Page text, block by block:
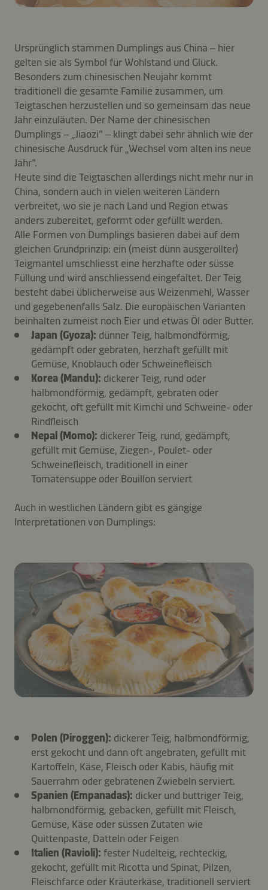
Ursprünglich stammen Dumplings aus China – hier
gelten sie als Symbol für Wohlstand und Glück.
Besonders zum chinesischen Neujahr kommt
traditionell die gesamte Familie zusammen, um
Teigtaschen herzustellen und so gemeinsam das neue
Jahr einzuläuten. Der Name der chinesischen
Dumplings – „Jiaozi“ – klingt dabei sehr ähnlich wie der
chinesische Ausdruck für „Wechsel vom alten ins neue
Jahr“.
Heute sind die Teigtaschen allerdings nicht mehr nur in
China, sondern auch in vielen weiteren Ländern
verbreitet, wo sie je nach Land und Region etwas
anders zubereitet, geformt oder gefüllt werden.
Alle Formen von Dumplings basieren dabei auf dem
gleichen Grundprinzip: ein (meist dünn ausgerollter)
Teigmantel umschliesst eine herzhafte oder süsse
Füllung und wird anschliessend eingefaltet. Der Teig
besteht dabei üblicherweise aus Weizenmehl, Wasser
und gegebenenfalls Salz. Die europäischen Varianten
beinhalten zumeist noch Eier und etwas Öl oder Butter.
Japan (Gyoza): dünner Teig, halbmondförmig,
gedämpft oder gebraten, herzhaft gefüllt mit
Gemüse, Knoblauch oder Schweinefleisch
Korea (Mandu): dickerer Teig, rund oder
halbmondförmig, gedämpft, gebraten oder
gekocht, oft gefüllt mit Kimchi und Schweine- oder
Rindfleisch
Nepal (Momo): dickerer Teig, rund, gedämpft,
gefüllt mit Gemüse, Ziegen-, Poulet- oder
Schweinefleisch, traditionell in einer
Tomatensuppe oder Bouillon serviert
Auch in westlichen Ländern gibt es gängige
Interpretationen von Dumplings:
Polen (Piroggen): dickerer Teig, halbmondförmig,
erst gekocht und dann oft angebraten, gefüllt mit
Kartoffeln, Käse, Fleisch oder Kabis, häufig mit
Sauerrahm oder gebratenen Zwiebeln serviert.
Spanien (Empanadas): dicker und buttriger Teig,
halbmondförmig, gebacken, gefüllt mit Fleisch,
Gemüse, Käse oder süssen Zutaten wie
Quittenpaste, Datteln oder Feigen
Italien (Ravioli): fester Nudelteig, rechteckig,
gekocht, gefüllt mit Ricotta und Spinat, Pilzen,
Fleischfarce oder Kräuterkäse, traditionell serviert